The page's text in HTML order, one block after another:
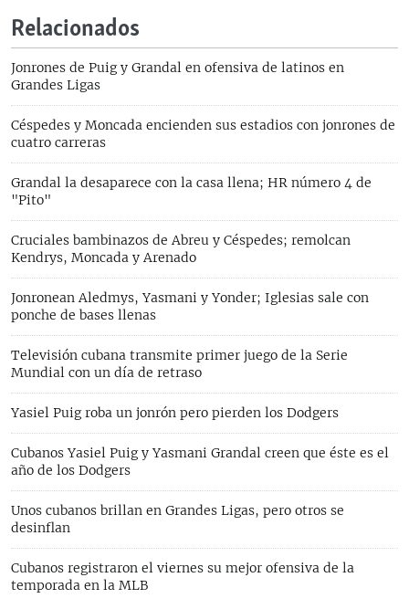
Relacionados
Jonrones de Puig y Grandal en ofensiva de latinos en
Grandes Ligas
Céspedes y Moncada encienden sus estadios con jonrones de
cuatro carreras
Grandal la desaparece con la casa llena; HR número 4 de
"Pito"
Cruciales bambinazos de Abreu y Céspedes; remolcan
Kendrys, Moncada y Arenado
Jonronean Aledmys, Yasmani y Yonder; Iglesias sale con
ponche de bases llenas
Televisión cubana transmite primer juego de la Serie
Mundial con un día de retraso
Yasiel Puig roba un jonrón pero pierden los Dodgers
Cubanos Yasiel Puig y Yasmani Grandal creen que éste es el
año de los Dodgers
Unos cubanos brillan en Grandes Ligas, pero otros se
desinflan
Cubanos registraron el viernes su mejor ofensiva de la
temporada en la MLB